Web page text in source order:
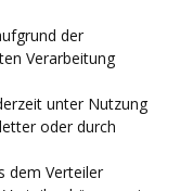
der
Verarbeitung
unter Nutzung
oder durch
dem Verteiler